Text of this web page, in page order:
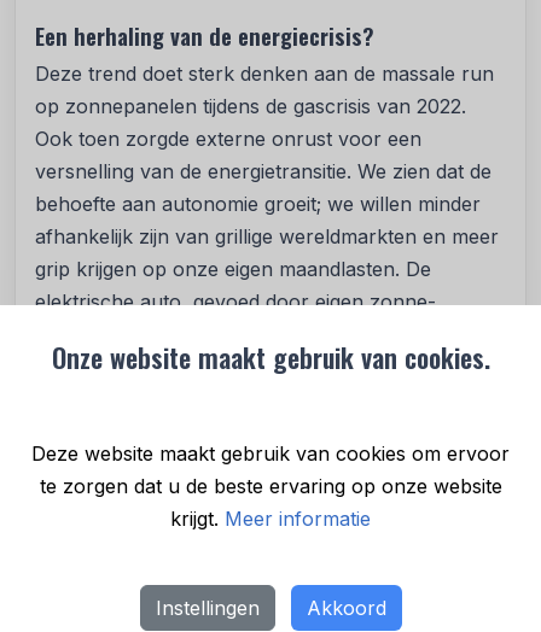
Onze website maakt gebruik van cookies.
Deze website maakt gebruik van cookies om ervoor
te zorgen dat u de beste ervaring op onze website
krijgt. Meer informatie
Instellingen Akkoord
Een herhaling van de energiecrisis?
Deze trend doet sterk denken aan de massale run
op zonnepanelen tijdens de gascrisis van 2022.
Ook toen zorgde externe onrust voor een
versnelling van de energietransitie. We zien dat de
behoefte aan autonomie groeit; we willen minder
afhankelijk zijn van grillige wereldmarkten en meer
grip krijgen op onze eigen maandlasten. De
elektrische auto, gevoed door eigen zonne-
De uitdaging voor de toekomst
de druk op installateurs neemt toe. Met een stijging
van 175% in de vraag naar laadpalen in korte tijd,
lopen de wachttijden op. Wil jij deze zomer nog
verstandig om nu alvast te kijken naar de
mogelijkheden voor een eigen laadpunt